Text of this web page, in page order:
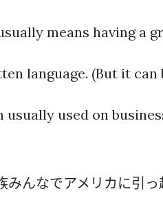
means having a
language. (But it can
used on
みんなでアメリカに引っ